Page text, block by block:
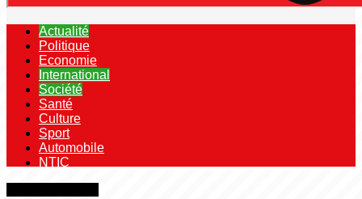
Actualité
Politique
Economie
International
Société
Santé
Culture
Sport
Automobile
NTIC